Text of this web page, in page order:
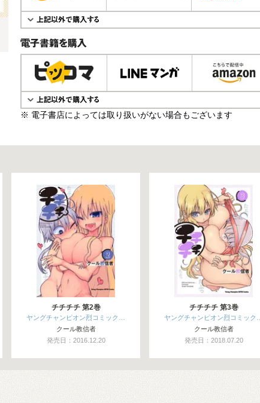
電子書籍で購入
※ 電子書店によっては取り扱いがない場合もございます
チチチチ 第2巻
ヤングチャンピオン烈コミック…
クール教信者
発売日：2016.12.20
チチチチ 第3巻
ヤングチャンピオン烈コミック…
クール教信者
発売日：2018.07.20